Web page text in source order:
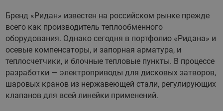
Бренд «Ридан» известен на российском рынке прежде
всего как производитель теплообменного
оборудования. Однако сегодня в портфолио «Ридана» и
осевые компенсаторы, и запорная арматура, и
теплосчетчики, и блочные тепловые пункты. В процессе
разработки — электроприводы для дисковых затворов,
шаровых кранов из нержавеющей стали, регулирующих
клапанов для всей линейки применений.